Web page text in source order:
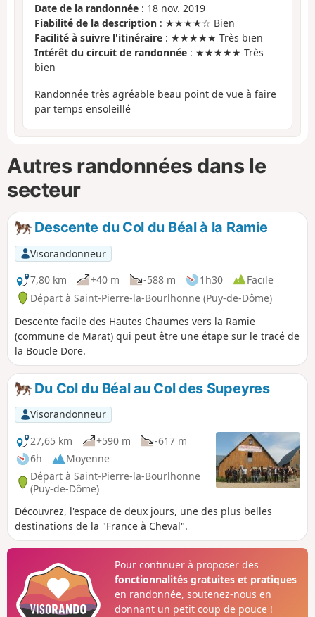
Date de la randonnée : 18 nov. 2019
Fiabilité de la description : ★★★★☆ Bien
Facilité à suivre l'itinéraire : ★★★★★ Très bien
Intérêt du circuit de randonnée : ★★★★★ Très
bien
Randonnée très agréable beau point de vue à faire
par temps ensoleillé
Autres randonnées dans le
secteur
Descente du Col du Béal à la Ramie
Visorandonneur
7,80 km
+40 m -588 m 1h30
Facile
Départ à Saint-Pierre-la-Bourlhonne (Puy-de-Dôme)
Descente facile des Hautes Chaumes vers la Ramie
(commune de Marat) qui peut être une étape sur le tracé de
la Boucle Dore.
Du Col du Béal au Col des Supeyres
Visorandonneur
27,65 km
+590 m
-617 m
6h
Moyenne
Départ à Saint-Pierre-la-Bourlhonne
(Puy-de-Dôme)
Découvrez, l'espace de deux jours, une des plus belles
destinations de la "France à Cheval".
Pour continuer à proposer des
fonctionnalités gratuites et pratiques
en randonnée, soutenez-nous en
donnant un petit coup de pouce !